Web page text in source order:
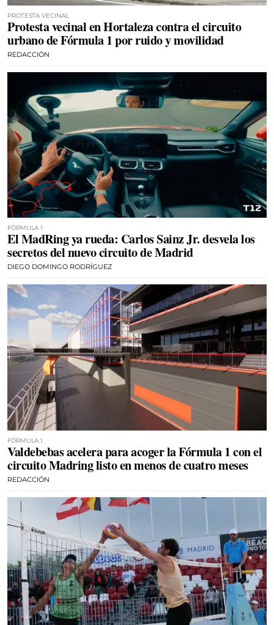
PROTESTA VECINAL
Protesta vecinal en Hortaleza contra el circuito
urbano de Fórmula 1 por ruido y movilidad
REDACCIÓN
FÓRMULA 1
El MadRing ya rueda: Carlos Sainz Jr. desvela los
secretos del nuevo circuito de Madrid
DIEGO DOMINGO RODRÍGUEZ
FÓRMULA 1
Valdebebas acelera para acoger la Fórmula 1 con el
circuito Madring listo en menos de cuatro meses
REDACCIÓN